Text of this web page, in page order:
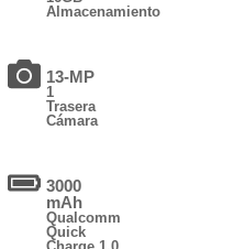
Almacenamiento
13-MP
1
Trasera
Cámara
3000
mAh
Qualcomm
Quick